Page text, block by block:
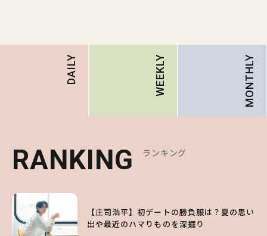
DAILY WEEKLY MONTHLY
RANKING ランキング
【庄司浩平】初デートの勝負服は？夏の思い
出や最近のハマりものを深掘り
RANKING ランキング
【大原優乃】夏メイクはプレイフルに！ドキ
ッとしちゃう色っぽ“うるみ目”のつくり方
RANKING ランキング
【SNIDEL】長濱ねるとロマンティックトラ
ッドな秋はじめ｜2026秋の新作コーデ4選